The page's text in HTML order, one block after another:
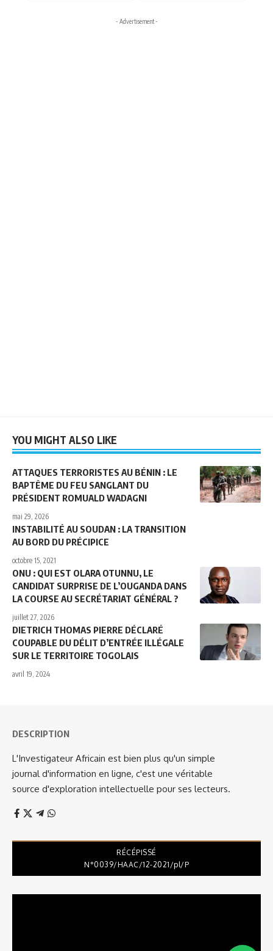
- Advertisement -
YOU MIGHT ALSO LIKE
ATTAQUES TERRORISTES AU BÉNIN : LE
BAPTÊME DU FEU SANGLANT DU
PRÉSIDENT ROMUALD WADAGNI
mai 29, 2026
INSTABILITÉ AU SOUDAN : LA TRANSITION
AU BORD DU PRÉCIPICE
octobre 15, 2021
ONU : QUI EST OLARA OTUNNU, LE
CANDIDAT SURPRISE DE L’OUGANDA DANS
LA COURSE AU SECRÉTARIAT GÉNÉRAL ?
juillet 27, 2026
DIETRICH THOMAS PIERRE DÉCLARÉ
COUPABLE DU DÉLIT D’ENTRÉE ILLÉGALE
SUR LE TERRITOIRE TOGOLAIS
avril 19, 2024
DESCRIPTION
L'Investigateur Africain est bien plus qu'un simple
journal d'information en ligne, c'est une véritable
source d'exploration intellectuelle pour ses lecteurs.
RÉCÉPISSÉ
N°0039/HAAC/12-2021/pl/P